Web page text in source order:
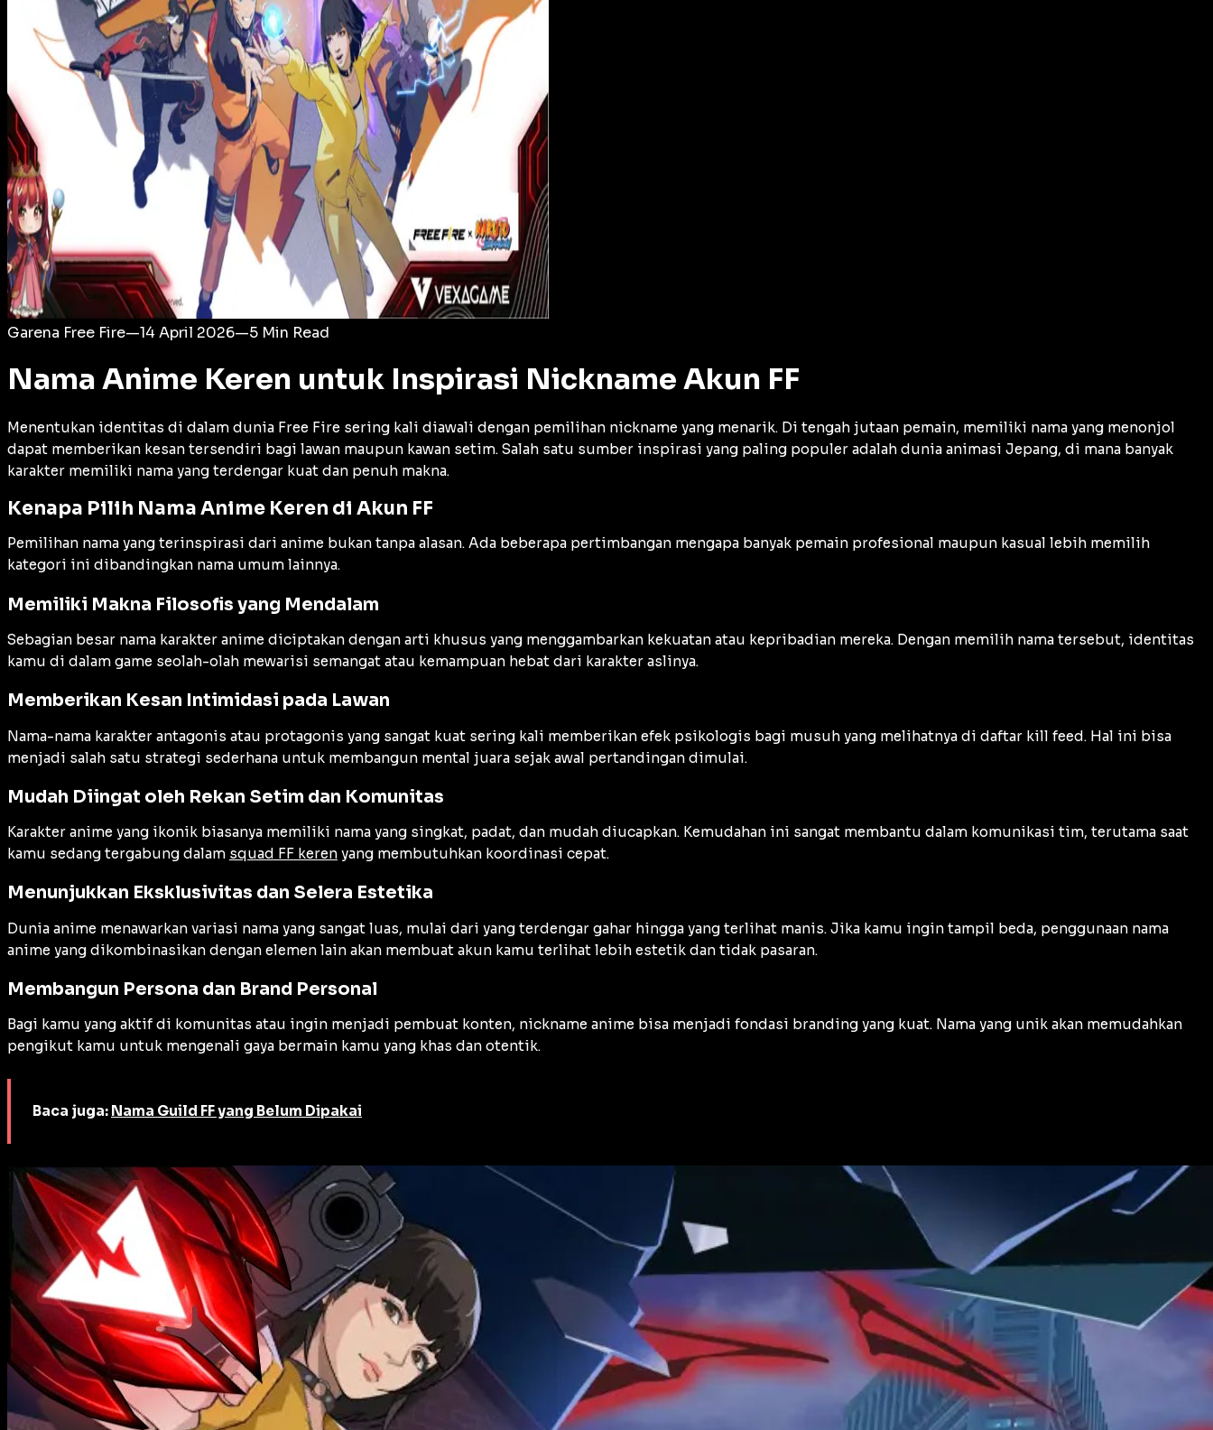
Login
Garena Free Fire—14 April 2026—5 Min Read
Nama Anime Keren untuk Inspirasi Nickname Akun FF
Menentukan identitas di dalam dunia Free Fire sering kali diawali dengan pemilihan nickname yang menarik. Di tengah jutaan pemain, memiliki nama yang menonjol
dapat memberikan kesan tersendiri bagi lawan maupun kawan setim. Salah satu sumber inspirasi yang paling populer adalah dunia animasi Jepang, di mana banyak
karakter memiliki nama yang terdengar kuat dan penuh makna.
Kenapa Pilih Nama Anime Keren di Akun FF
Pemilihan nama yang terinspirasi dari anime bukan tanpa alasan. Ada beberapa pertimbangan mengapa banyak pemain profesional maupun kasual lebih memilih
kategori ini dibandingkan nama umum lainnya.
Memiliki Makna Filosofis yang Mendalam
Sebagian besar nama karakter anime diciptakan dengan arti khusus yang menggambarkan kekuatan atau kepribadian mereka. Dengan memilih nama tersebut, identitas
kamu di dalam game seolah-olah mewarisi semangat atau kemampuan hebat dari karakter aslinya.
Memberikan Kesan Intimidasi pada Lawan
Nama-nama karakter antagonis atau protagonis yang sangat kuat sering kali memberikan efek psikologis bagi musuh yang melihatnya di daftar kill feed. Hal ini bisa
menjadi salah satu strategi sederhana untuk membangun mental juara sejak awal pertandingan dimulai.
Mudah Diingat oleh Rekan Setim dan Komunitas
Karakter anime yang ikonik biasanya memiliki nama yang singkat, padat, dan mudah diucapkan. Kemudahan ini sangat membantu dalam komunikasi tim, terutama saat
kamu sedang tergabung dalam squad FF keren yang membutuhkan koordinasi cepat.
Menunjukkan Eksklusivitas dan Selera Estetika
Dunia anime menawarkan variasi nama yang sangat luas, mulai dari yang terdengar gahar hingga yang terlihat manis. Jika kamu ingin tampil beda, penggunaan nama
anime yang dikombinasikan dengan elemen lain akan membuat akun kamu terlihat lebih estetik dan tidak pasaran.
Membangun Persona dan Brand Personal
Bagi kamu yang aktif di komunitas atau ingin menjadi pembuat konten, nickname anime bisa menjadi fondasi branding yang kuat. Nama yang unik akan memudahkan
pengikut kamu untuk mengenali gaya bermain kamu yang khas dan otentik.
Baca juga: Nama Guild FF yang Belum Dipakai